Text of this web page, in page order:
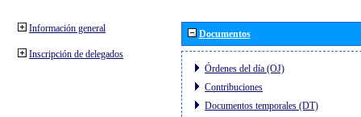
Información general
Inscripción de delegados
Documentos
Órdenes del día (OJ)
Contribuciones
Documentos temporales (DT)